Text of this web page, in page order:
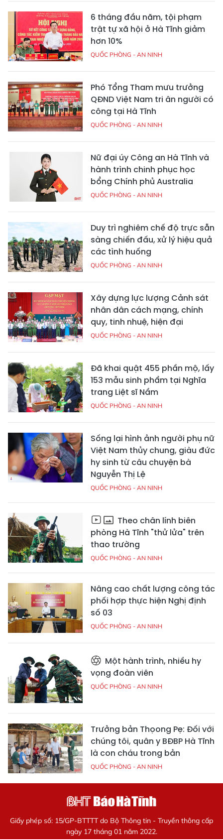
6 tháng đầu năm, tội phạm
trật tự xã hội ở Hà Tĩnh giảm
hơn 10%
QUỐC PHÒNG - AN NINH
Phó Tổng Tham mưu trưởng
QĐND Việt Nam tri ân người có
công tại Hà Tĩnh
QUỐC PHÒNG - AN NINH
Nữ đại úy Công an Hà Tĩnh và
hành trình chinh phục học
bổng Chính phủ Australia
QUỐC PHÒNG - AN NINH
Duy trì nghiêm chế độ trực sẵn
sàng chiến đấu, xử lý hiệu quả
các tình huống
QUỐC PHÒNG - AN NINH
Xây dựng lực lượng Cảnh sát
nhân dân cách mạng, chính
quy, tinh nhuệ, hiện đại
QUỐC PHÒNG - AN NINH
Đã khai quật 455 phần mộ, lấy
153 mẫu sinh phẩm tại Nghĩa
trang Liệt sĩ Nầm
QUỐC PHÒNG - AN NINH
Sống lại hình ảnh người phụ nữ
Việt Nam thủy chung, giàu đức
hy sinh từ câu chuyện bà
Nguyễn Thị Lệ
QUỐC PHÒNG - AN NINH
Theo chân lính biên
phòng Hà Tĩnh "thử lửa" trên
thao trường
QUỐC PHÒNG - AN NINH
Nâng cao chất lượng công tác
phối hợp thực hiện Nghị định
số 03
QUỐC PHÒNG - AN NINH
Một hành trình, nhiều hy
vọng đoàn viên
QUỐC PHÒNG - AN NINH
Trưởng bản Thọong Pẹ: Đối với
chúng tôi, quân y BĐBP Hà Tĩnh
là con cháu trong bản
QUỐC PHÒNG - AN NINH
Giấy phép số: 15/GP-BTTTT do Bộ Thông tin - Truyền thông cấp
ngày 17 tháng 01 năm 2022.